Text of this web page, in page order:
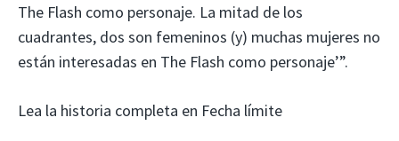
The Flash como personaje. La mitad de los
cuadrantes, dos son femeninos (y) muchas mujeres no
están interesadas en The Flash como personaje’”.
Lea la historia completa en Fecha límite